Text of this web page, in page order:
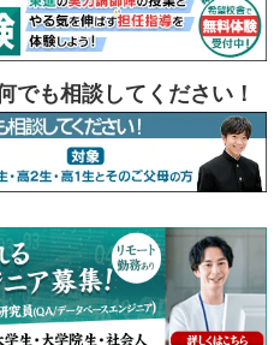
でも相談してください！